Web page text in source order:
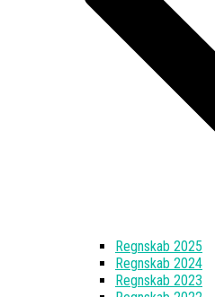
Regnskab 2025
Regnskab 2024
Regnskab 2023